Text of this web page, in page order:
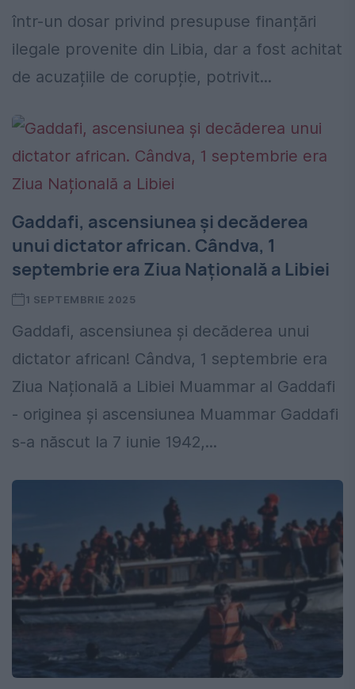
într-un dosar privind presupuse finanțări
ilegale provenite din Libia, dar a fost achitat
de acuzațiile de corupție, potrivit...
Gaddafi, ascensiunea și decăderea
unui dictator african. Cândva, 1
septembrie era Ziua Națională a Libiei
1 SEPTEMBRIE 2025
Gaddafi, ascensiunea și decăderea unui
dictator african! Cândva, 1 septembrie era
Ziua Națională a Libiei Muammar al Gaddafi
- originea și ascensiunea Muammar Gaddafi
s-a născut la 7 iunie 1942,...